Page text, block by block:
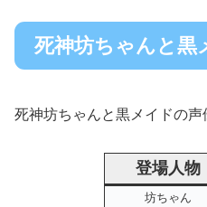
死神坊ちゃんと黒
死神坊ちゃんと黒メイドの声
登場人物
坊ちゃん